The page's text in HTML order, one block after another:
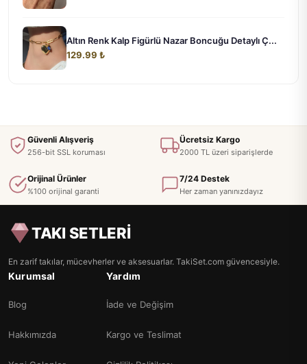
Altın Renk Kalp Figürlü Nazar Boncuğu Detaylı Ç...
129.99 ₺
Güvenli Alışveriş
256-bit SSL koruması
Ücretsiz Kargo
2000 TL üzeri siparişlerde
Orijinal Ürünler
%100 orijinal garanti
7/24 Destek
Her zaman yanınızdayız
TAKI SETLERİ
En zarif takılar, mücevherler ve aksesuarlar. TakiSet.com güvencesiyle.
Kurumsal
Blog
Hakkımızda
Yardım
İade ve Değişim
Kargo ve Teslimat